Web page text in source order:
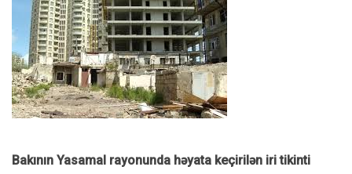
Bakının Yasamal rayonunda həyata keçirilən iri tikinti